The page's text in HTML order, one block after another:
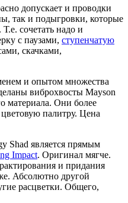
допускает и проводки
так и подыгровки, которые
сочетать надо и
с паузами, ступенчатую
скачками,
и опытом множества
виброхвосты Mayson
материала. Они более
палитру. Цена
Shad является прямым
Impact. Оригинал мягче.
и придания
Абсолютно другой
расцветки. Общего,